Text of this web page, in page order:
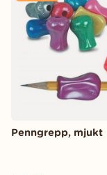
Penngrepp, mjukt